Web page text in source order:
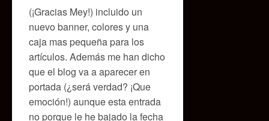
(¡Gracias Mey!) incluido un
nuevo banner, colores y una
caja mas pequeña para los
artículos. Además me han dicho
que el blog va a aparecer en
portada (¿será verdad? ¡Que
emoción!) aunque esta entrada
no porque le he bajado la fecha